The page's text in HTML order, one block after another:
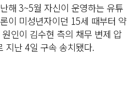
해 3~5월 자신이 운영하는 유튜
이 미성년자이던 15세 때부터 약
인이 김수현 측의 채무 변제 압
지난 4일 구속 송치됐다.